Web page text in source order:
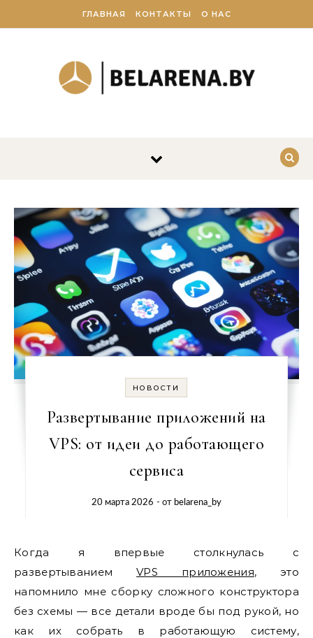
ГЛАВНАЯ КОНТАКТЫ О НАС
НОВОСТИ
Развертывание приложений на
VPS: от идеи до работающего
сервиса
20 марта 2026 - от belarena_by
Когда я впервые столкнулась с
развертываниемVPS приложения, это
напомнило мне сборку сложного конструктора
без схемы — все детали вроде бы под рукой, но
как их собрать в работающую систему,